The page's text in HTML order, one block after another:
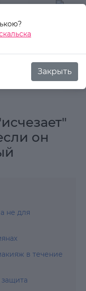
Почему макияж "исчезает"
Закрыть
он
не для
в течение